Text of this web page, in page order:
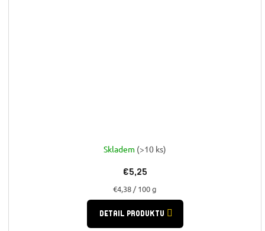
Skladem (>10 ks)
€5,25
Jednotková
cena:
€4,38 / 100 g
DETAIL PRODUKTU